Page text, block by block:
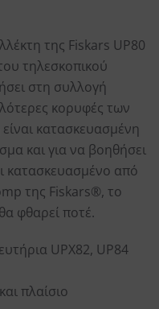
της Fiskars UP80
τηλεσκοπικού
στη συλλογή
κορυφές των
κατασκευασμένη
και για να βοηθήσει
κατασκευασμένο από
της Fiskars®, το
φθαρεί ποτέ.
UPX82, UP84
πλαίσιο